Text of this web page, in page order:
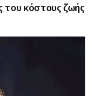
του κόστους ζωής